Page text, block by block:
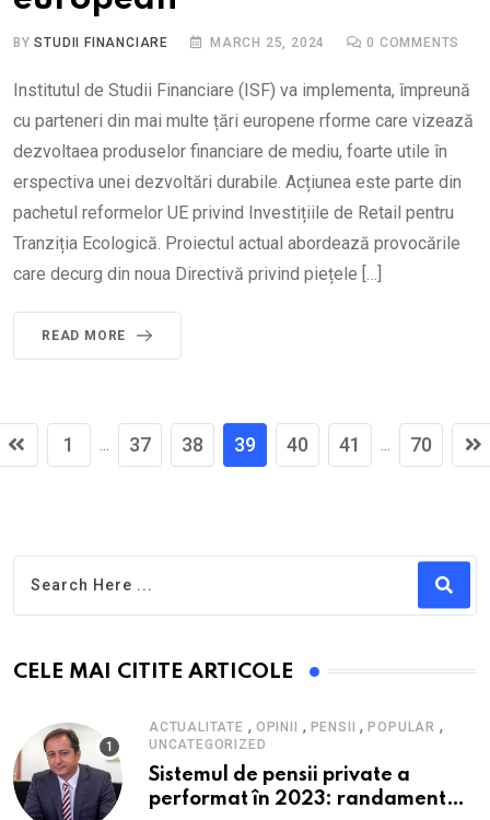
BYSTUDII FINANCIARE MARCH 25, 2024 0 COMMENTS
Institutul de Studii Financiare (ISF) va implementa, împreună
cu parteneri din mai multe țări europene rforme care vizează
dezvoltaea produselor financiare de mediu, foarte utile în
erspectiva unei dezvoltări durabile. Acțiunea este parte din
pachetul reformelor UE privind Investițiile de Retail pentru
Tranziția Ecologică. Proiectul actual abordează provocările
care decurg din noua Directivă privind piețele […]
READ MORE
1 37 38 39 40 41 70
CELE MAI CITITE ARTICOLE
ACTUALITATE , OPINII , PENSII ,POPULAR ,
UNCATEGORIZED
Sistemul de pensii private a
performat în 2023: randament